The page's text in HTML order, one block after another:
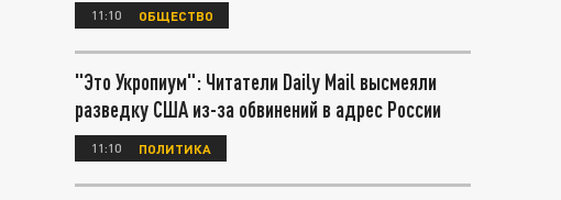
11:10 ОБЩЕСТВО
"Это Укропиум": Читатели Daily Mail высмеяли
разведку США из-за обвинений в адрес России
11:10 ПОЛИТИКА